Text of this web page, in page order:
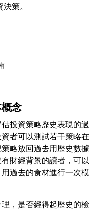
策。
念
投資策略歷史表現的過
者可以測試若干策略在
略放回過去用歷史數據
財經背景的讀者，可以
過去的食材進行一次模
，是否經得起歷史的檢